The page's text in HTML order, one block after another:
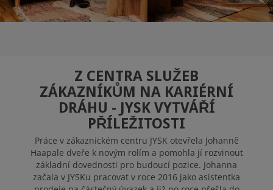
VOLNÁ MÍSTA
Z CENTRA SLUŽEB
ZÁKAZNÍKŮM NA KARIÉRNÍ
DRÁHU - JYSK VYTVÁŘÍ
PŘÍLEŽITOSTI
Práce v zákaznickém centru JYSK otevřela Johanně
Haapale dveře k novým rolím a pomohla jí rozvinout
základní dovednosti pro budoucí pozice. Johanna
začala v JYSKu pracovat v roce 2016 jako asistentka